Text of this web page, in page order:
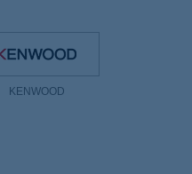
KENWOOD